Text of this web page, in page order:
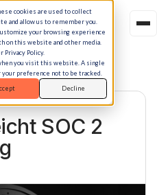
cookies are used to collect
and allow us to remember you.
your browsing experience
on this website and other media.
Privacy Policy.
you visit this website. A single
preference not to be tracked.
Decline
SOC 2